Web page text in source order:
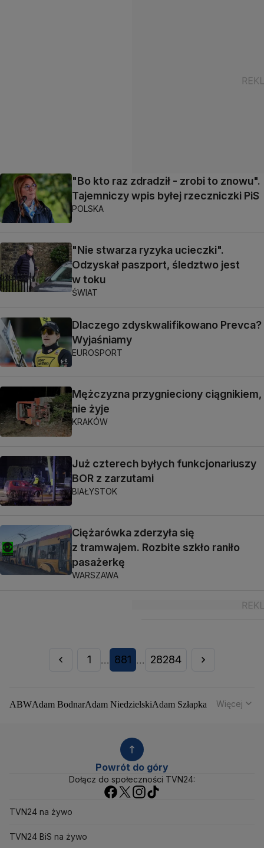
"Bo kto raz zdradził - zrobi to znowu".
Tajemniczy wpis byłej rzeczniczki PiS
POLSKA
"Nie stwarza ryzyka ucieczki".
Odzyskał paszport, śledztwo jest
w toku
ŚWIAT
Dlaczego zdyskwalifikowano Prevca?
Wyjaśniamy
EUROSPORT
Mężczyzna przygnieciony ciągnikiem,
nie żyje
KRAKÓW
Już czterech byłych funkcjonariuszy
BOR z zarzutami
BIAŁYSTOK
Ciężarówka zderzyła się
z tramwajem. Rozbite szkło raniło
pasażerkę
WARSZAWA
1 ... 881 ... 28284
ABWAdam BodnarAdam NiedzielskiAdam Szłapka
Aleksander Kwaśniewski
Alert RCB
Ambasada USA w Polsce
Andrzej Duda Białoruś
Biuro Bezpieczeństwa Narodowego
BrukselaCBŚPCBA
Ceny prądu
Ceny mieszkań
Więcej
Powrót do góry
Dołącz do społeczności TVN24:
TVN24 na żywo
TVN24 BiS na żywo